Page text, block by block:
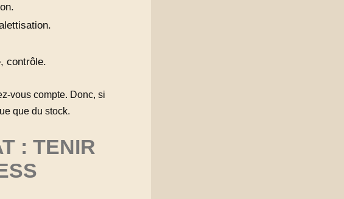
contrôle.
vous compte. Donc, si
que du stock.
: TENIR